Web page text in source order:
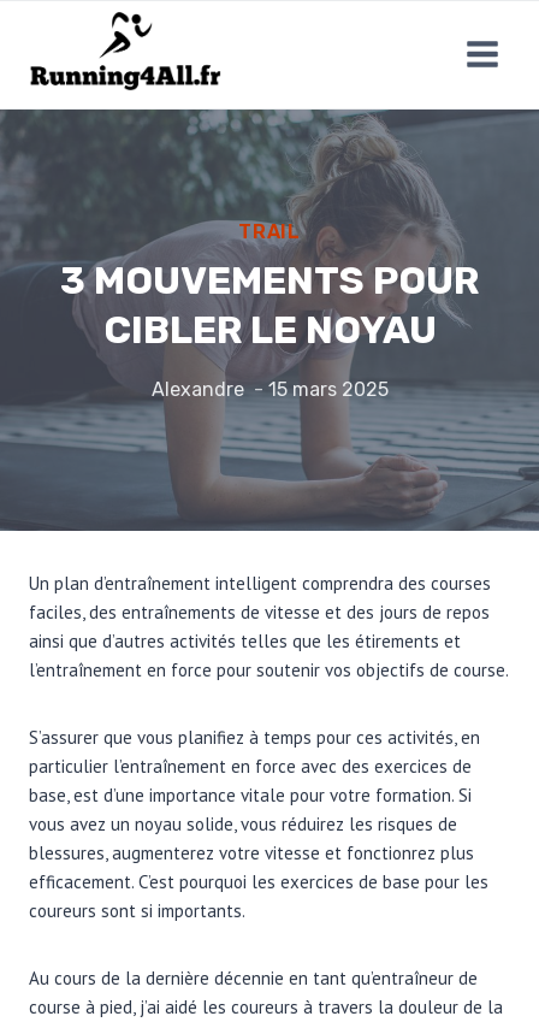
contenu
TRAIL
3 MOUVEMENTS POUR
CIBLER LE NOYAU
Alexandre 15 mars 2025
Un plan d’entraînement intelligent comprendra des courses
faciles, des entraînements de vitesse et des jours de repos
ainsi que d’autres activités telles que les étirements et
l’entraînement en force pour soutenir vos objectifs de course.
S’assurer que vous planifiez à temps pour ces activités, en
particulier l’entraînement en force avec des exercices de
base, est d’une importance vitale pour votre formation. Si
vous avez un noyau solide, vous réduirez les risques de
blessures, augmenterez votre vitesse et fonctionrez plus
efficacement. C’est pourquoi les exercices de base pour les
coureurs sont si importants.
Au cours de la dernière décennie en tant qu’entraîneur de
course à pied, j’ai aidé les coureurs à travers la douleur de la